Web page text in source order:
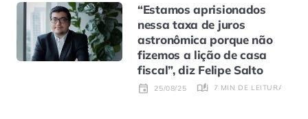
“Estamos aprisionados
nessa taxa de juros
astronômica porque não
fizemos a lição de casa
fiscal”, diz Felipe Salto
25/08/25 7 MIN DE LEITURA